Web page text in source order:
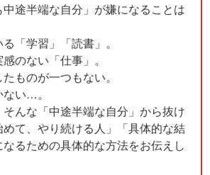
途半端な自分」が嫌になることは
「学習」「読書」。
のない「仕事」。
ものが一つもない。
い…。
んな「中途半端な自分」から抜け
て、やり続ける人」「具体的な結
るための具体的な方法をお伝えし